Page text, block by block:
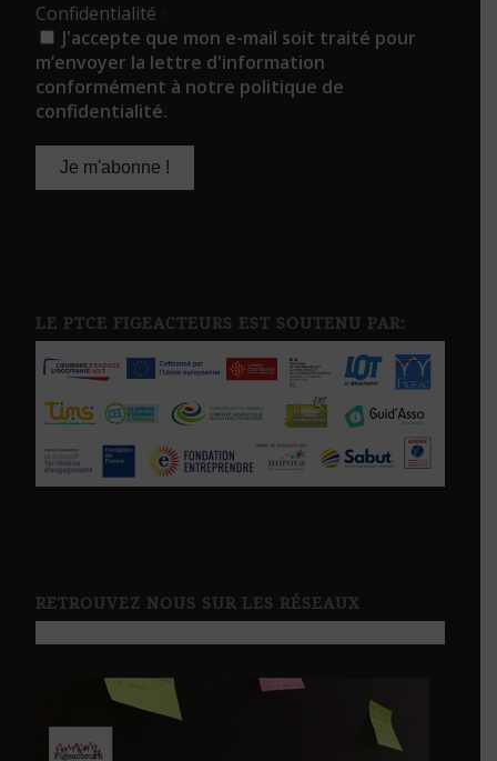
Confidentialité
J'accepte que mon e-mail soit traité pour
m’envoyer la lettre d'information
conformément à notre politique de
confidentialité.
LE PTCE FIGEACTEURS EST SOUTENU PAR:
RETROUVEZ NOUS SUR LES RÉSEAUX